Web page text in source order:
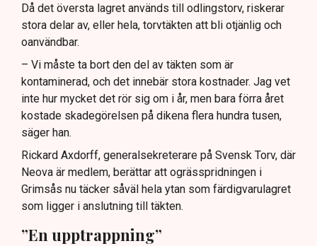
Då det översta lagret används till odlingstorv, riskerar
stora delar av, eller hela, torvtäkten att bli otjänlig och
oanvändbar.
– Vi måste ta bort den del av täkten som är
kontaminerad, och det innebär stora kostnader. Jag vet
inte hur mycket det rör sig om i år, men bara förra året
kostade skadegörelsen på dikena flera hundra tusen,
säger han.
Rickard Axdorff, generalsekreterare på Svensk Torv, där
Neova är medlem, berättar att ogrässpridningen i
Grimsås nu täcker såväl hela ytan som färdigvarulagret
som ligger i anslutning till täkten.
”En upptrappning”